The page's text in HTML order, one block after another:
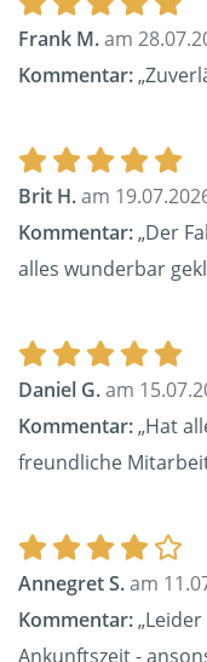
Frank M.am
Kommentar:
Brit H.am
Kommentar:„Der
alles wunderbar
Daniel G.am
Kommentar:„Hat
freundliche
Annegret S.am
Kommentar:
Ankunftszeit -